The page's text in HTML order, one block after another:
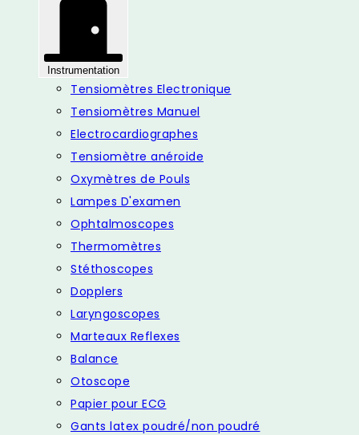
Instrumentation
Tensiomètres Electronique
Tensiomètres Manuel
Electrocardiographes
Tensiomètre anéroide
Oxymètres de Pouls
Lampes D'examen
Ophtalmoscopes
Thermomètres
Stéthoscopes
Dopplers
Laryngoscopes
Marteaux Reflexes
Balance
Otoscope
Papier pour ECG
Gants latex poudré/non poudré